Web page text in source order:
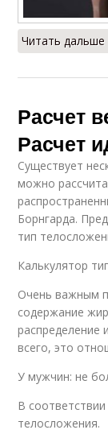
Читать
Расчет
Расчет
Существует
можно
Борнгарда.
тип
Калькулятор
Очень важным
содержание
распределение
всего, это
У мужчин: не
В
телосложения.